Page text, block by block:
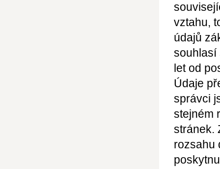
vztahu,
údajů
souhlasí
let od
Údaje
správci
stejném
stránek.
rozsahu